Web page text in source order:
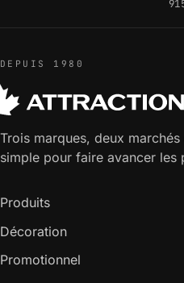
DEPUIS 1980
Trois marques, deux
simple pour faire avancer les
Produits
Décoration
Promotionnel